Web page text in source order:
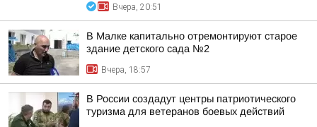
Вчера, 20:51
В Малке капитально отремонтируют старое
здание детского сада №2
Вчера, 18:57
В России создадут центры патриотического
туризма для ветеранов боевых действий